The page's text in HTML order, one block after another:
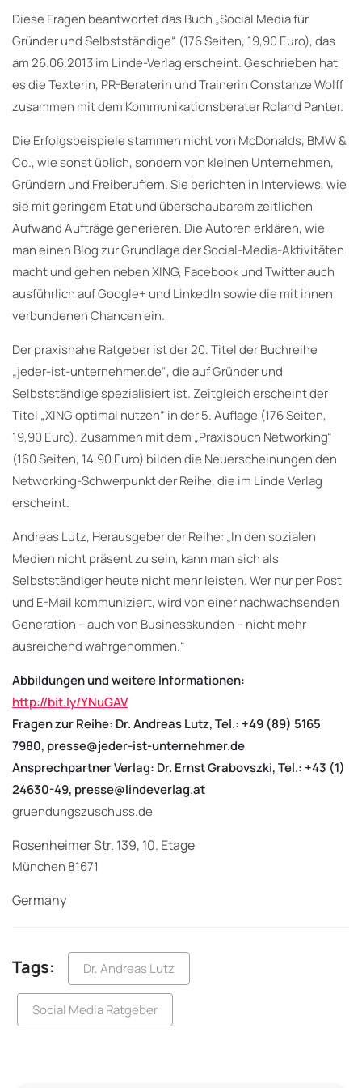
Diese Fragen beantwortet das Buch „Social Media für
Gründer und Selbstständige“ (176 Seiten, 19,90 Euro), das
am 26.06.2013 im Linde-Verlag erscheint. Geschrieben hat
es die Texterin, PR-Beraterin und Trainerin Constanze Wolff
zusammen mit dem Kommunikationsberater Roland Panter.
Die Erfolgsbeispiele stammen nicht von McDonalds, BMW &
Co., wie sonst üblich, sondern von kleinen Unternehmen,
Gründern und Freiberuflern. Sie berichten in Interviews, wie
sie mit geringem Etat und überschaubarem zeitlichen
Aufwand Aufträge generieren. Die Autoren erklären, wie
man einen Blog zur Grundlage der Social-Media-Aktivitäten
macht und gehen neben XING, Facebook und Twitter auch
ausführlich auf Google+ und LinkedIn sowie die mit ihnen
verbundenen Chancen ein.
Der praxisnahe Ratgeber ist der 20. Titel der Buchreihe
„jeder-ist-unternehmer.de“, die auf Gründer und
Selbstständige spezialisiert ist. Zeitgleich erscheint der
Titel „XING optimal nutzen“ in der 5. Auflage (176 Seiten,
19,90 Euro). Zusammen mit dem „Praxisbuch Networking“
(160 Seiten, 14,90 Euro) bilden die Neuerscheinungen den
Networking-Schwerpunkt der Reihe, die im Linde Verlag
erscheint.
Andreas Lutz, Herausgeber der Reihe: „In den sozialen
Medien nicht präsent zu sein, kann man sich als
Selbstständiger heute nicht mehr leisten. Wer nur per Post
und E-Mail kommuniziert, wird von einer nachwachsenden
Generation – auch von Businesskunden – nicht mehr
ausreichend wahrgenommen.“
Abbildungen und weitere Informationen:
http://bit.ly/YNuGAV
Fragen zur Reihe: Dr. Andreas Lutz, Tel.: +49 (89) 5165
7980, presse@jeder-ist-unternehmer.de
Ansprechpartner Verlag: Dr. Ernst Grabovszki, Tel.: +43 (1)
24630-49, presse@lindeverlag.at
gruendungszuschuss.de
Rosenheimer Str. 139, 10. Etage
München 81671
Germany
Tags: Dr. Andreas Lutz
Social Media Ratgeber